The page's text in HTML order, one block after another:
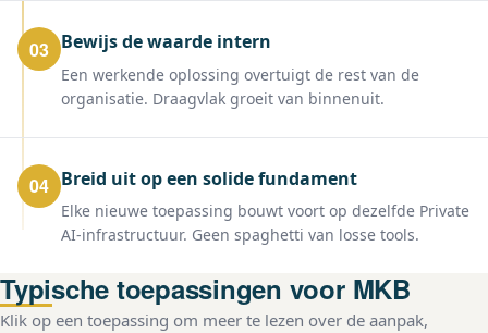
03 Bewijs de waarde intern
Een werkende oplossing overtuigt de rest van de
organisatie. Draagvlak groeit van binnenuit.
04 Breid uit op een solide fundament
Elke nieuwe toepassing bouwt voort op dezelfde Private
AI-infrastructuur. Geen spaghetti van losse tools.
Typische toepassingen voor MKB
Klik op een toepassing om meer te lezen over de aanpak,